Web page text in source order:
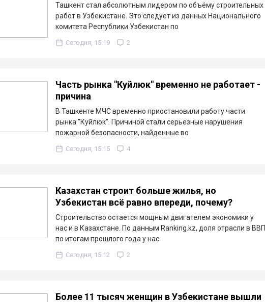
Ташкент стал абсолютным лидером по объёму строительных
работ в Узбекистане. Это следует из данных Национального
комитета Республики Узбекистан по
Сегодня, 15:19 2
Часть рынка "Куйлюк" временно не работает -
причина
В Ташкенте МЧС временно приостановили работу части
рынка "Куйлюк". Причиной стали серьезные нарушения
пожарной безопасности, найденные во
Сегодня, 15:15 4
Казахстан строит больше жилья, но
Узбекистан всё равно впереди, почему?
Строительство остается мощным двигателем экономики у
нас и в Казахстане. По данным Ranking.kz, доля отрасли в ВВП
по итогам прошлого года у нас
Сегодня, 15:12 2
Более 11 тысяч женщин в Узбекистане вышли